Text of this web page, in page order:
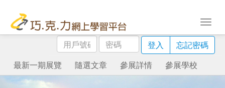
用
戶
號
碼
密
碼
登入
忘記密碼
最新一期展覽
隨選文章 參展詳情 參展學校